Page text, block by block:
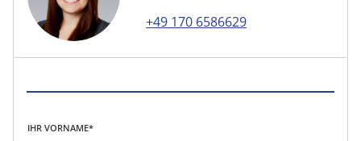
+49 170 6586629
IHR VORNAME*